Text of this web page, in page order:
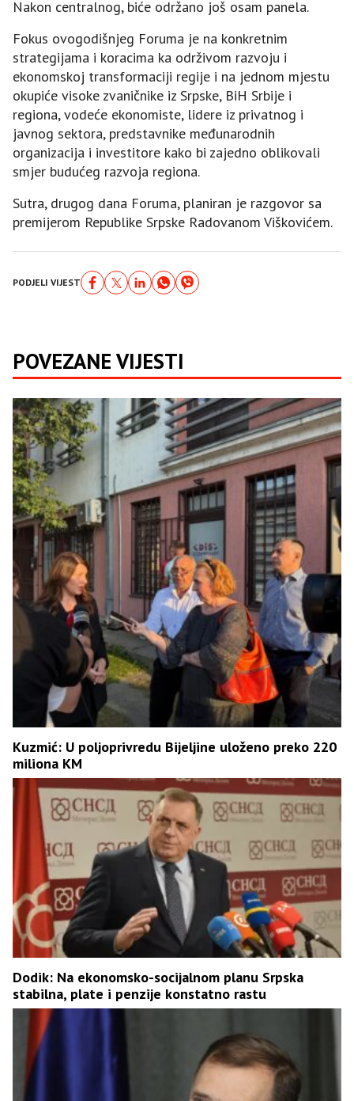
Nakon centralnog, biće održano još osam panela.
Fokus ovogodišnjeg Foruma je na konkretnim
strategijama i koracima ka održivom razvoju i
ekonomskoj transformaciji regije i na jednom mjestu
okupiće visoke zvaničnike iz Srpske, BiH Srbije i
regiona, vodeće ekonomiste, lidere iz privatnog i
javnog sektora, predstavnike međunarodnih
organizacija i investitore kako bi zajedno oblikovali
smjer budućeg razvoja regiona.
Sutra, drugog dana Foruma, planiran je razgovor sa
premijerom Republike Srpske Radovanom Viškovićem.
PODJELI VIJEST
POVEZANE VIJESTI
Kuzmić: U poljoprivredu Bijeljine uloženo preko 220
miliona KM
Dodik: Na ekonomsko-socijalnom planu Srpska
stabilna, plate i penzije konstatno rastu